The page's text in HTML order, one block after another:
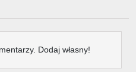
Dodaj własny!